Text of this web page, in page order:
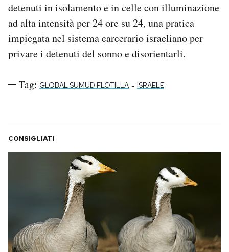
detenuti in isolamento e in celle con illuminazione
ad alta intensità per 24 ore su 24, una pratica
impiegata nel sistema carcerario israeliano per
privare i detenuti del sonno e disorientarli.
Tag: GLOBAL SUMUD FLOTILLA - ISRAELE
CONSIGLIATI